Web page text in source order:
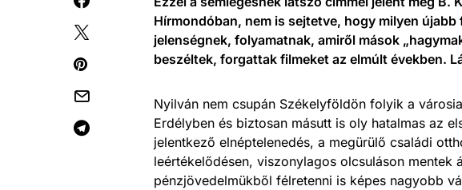
Hírmondóban, nem is sejtetve, hogy milyen újabb
jelenségnek, folyamatnak, amiről mások
beszéltek, forgattak filmeket az elmúlt években.
Nyilván nem csupán Székelyföldön folyik a
Erdélyben és biztosan másutt is oly hatalmas az
jelentkező elnéptelenedés, a megürülő családi
leértékelődésen, viszonylagos olcsuláson mentek
pénzjövedelmükből félretenni is képes nagyobb